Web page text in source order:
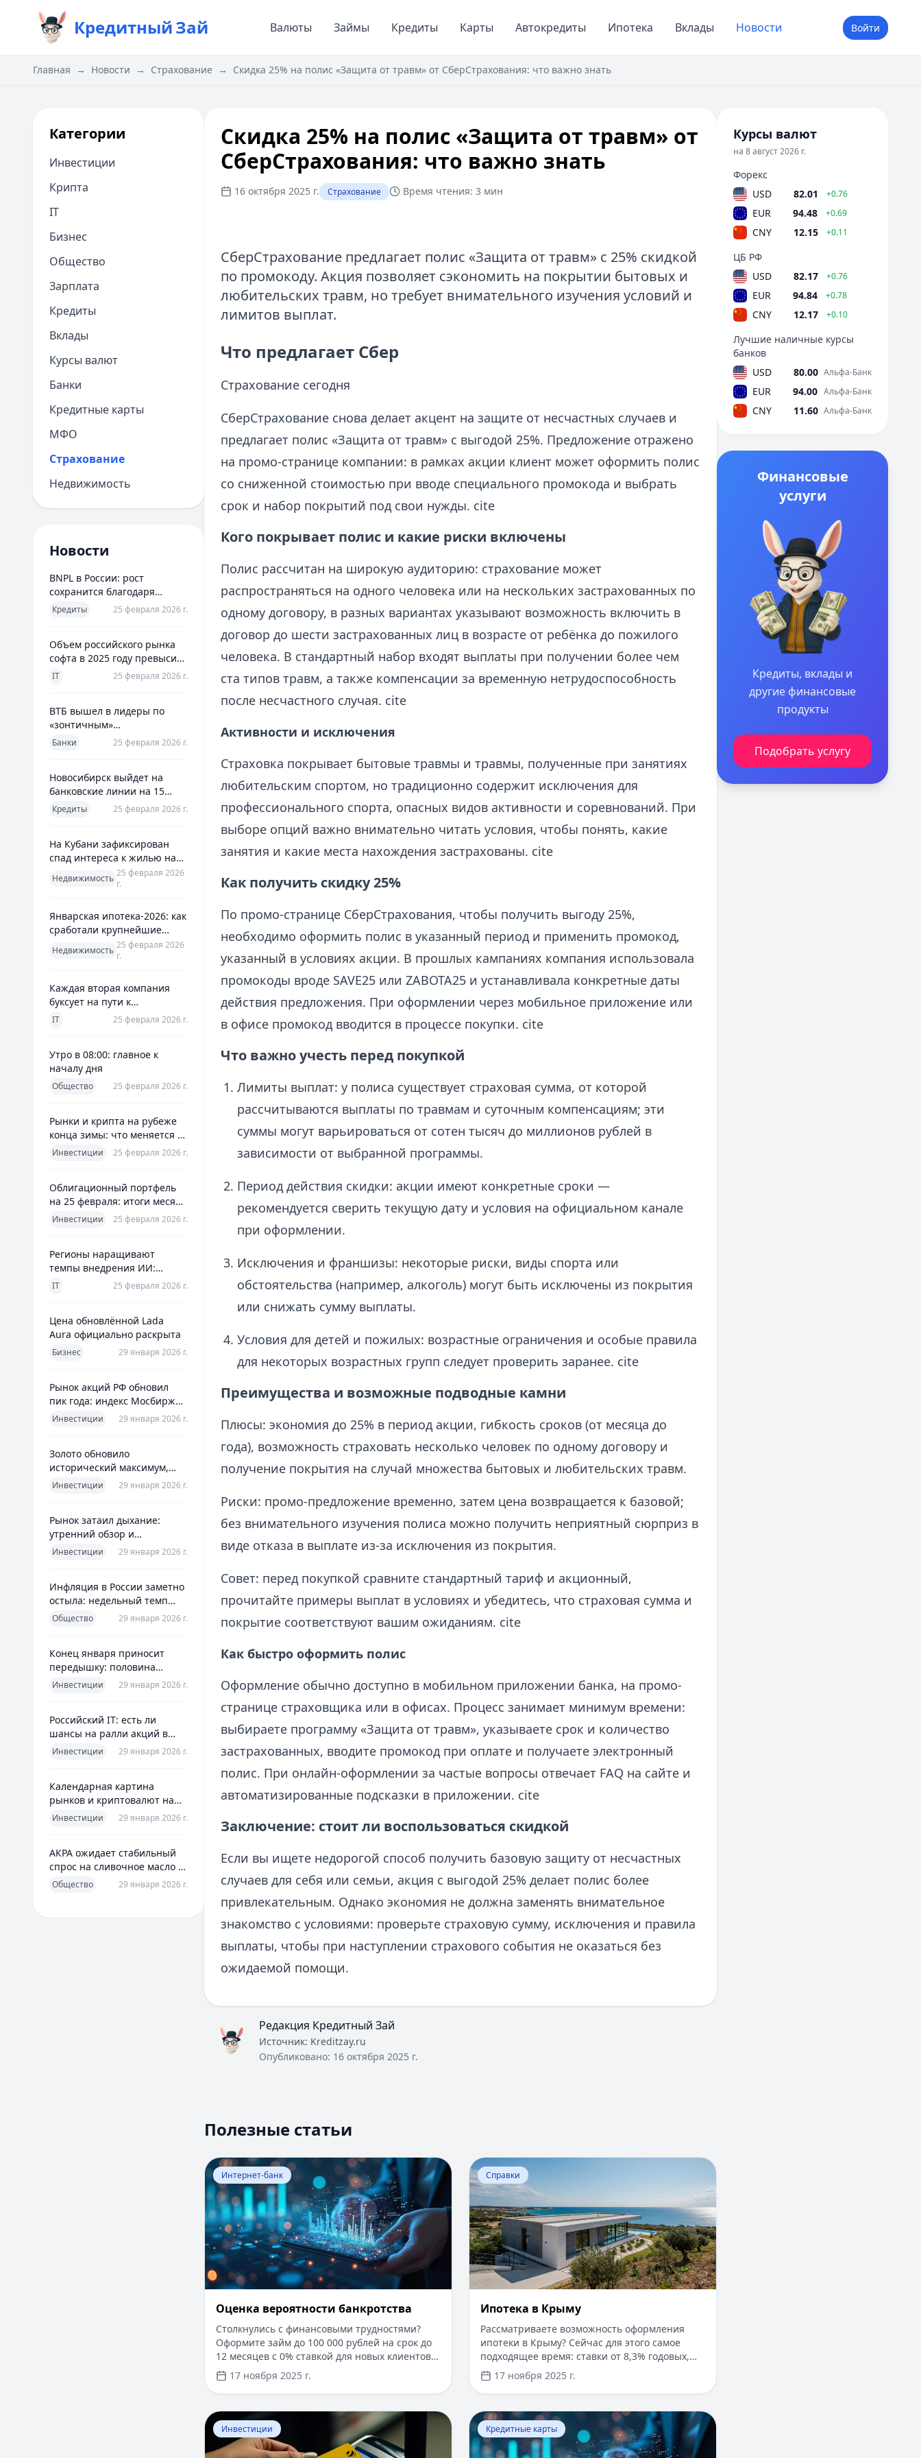
КредитныйЗай Валюты Займы Кредиты Карты Автокредиты Ипотека Вклады Новости Войти
Главная → Новости → Страхование → Скидка 25% на полис «Защита от травм» от СберСтрахования: что важно знать
Категории
Инвестиции
Крипта
IT
Бизнес
Общество
Зарплата
Кредиты
Вклады
Курсы валют
Банки
Кредитные карты
МФО
Страхование
Недвижимость
Новости
BNPL в России: рост
сохранится благодаря
новым сценариям
использования
Кредиты 25 февраля 2026 г.
Объем российского рынка
софта в 2025 году превысил
800 млрд рублей
IT 25 февраля 2026 г.
ВТБ вышел в лидеры по
«зонтичным»
поручительствам для МСП
Банки 25 февраля 2026 г.
Новосибирск выйдет на
банковские линии на 15
млрд рублей для закрытия
дефицита
Кредиты 25 февраля 2026 г.
На Кубани зафиксирован
спад интереса к жилью на
Недвижимость 25 февраля 2026
г.
Январская ипотека-2026: как
сработали крупнейшие
банки и что это значит для
заемщиков
Недвижимость 25 февраля 2026
г.
Каждая вторая компания
буксует на пути к
полноценной ERP
IT 25 февраля 2026 г.
Утро в 08:00: главное к
началу дня
Общество 25 февраля 2026 г.
Рынки и крипта на рубеже
конца зимы: что меняется к
25 февраля 2026
Инвестиции 25 февраля 2026 г.
Облигационный портфель
на 25 февраля: итоги месяца
и планы на март
Инвестиции 25 февраля 2026 г.
Регионы наращивают
темпы внедрения ИИ:
главное из отраслевого
IT 25 февраля 2026 г.
Цена обновлённой Lada
Aura официально раскрыта
Бизнес 29 января 2026 г.
Рынок акций РФ обновил
пик года: индекс Мосбиржи
на новом максимуме 2026-го
Инвестиции 29 января 2026 г.
Золото обновило
исторический максимум,
превысив планку в $5600 за
Инвестиции 29 января 2026 г.
Рынок затаил дыхание:
утренний обзор и
ориентиры для инвесторов
Инвестиции 29 января 2026 г.
Инфляция в России заметно
остыла: недельный темп
упал более чем вдвое
Общество 29 января 2026 г.
Конец января приносит
передышку: половина
годовой цели ЦБ «сделана»
Инвестиции 29 января 2026 г.
Российский IT: есть ли
шансы на ралли акций в
2026 без опоры на ИИ
Инвестиции 29 января 2026 г.
Календарная картина
рынков и криптовалют на
четверг, 29 января 2026
Инвестиции 29 января 2026 г.
АКРА ожидает стабильный
спрос на сливочное масло в
2026 году
Общество 29 января 2026 г.
Скидка 25% на полис «Защита от травм» от
СберСтрахования: что важно знать
16 октября 2025 г. Страхование Время чтения: 3 мин
СберСтрахование предлагает полис «Защита от травм» с 25% скидкой
по промокоду. Акция позволяет сэкономить на покрытии бытовых и
любительских травм, но требует внимательного изучения условий и
лимитов выплат.
Что предлагает Сбер
Страхование сегодня
СберСтрахование снова делает акцент на защите от несчастных случаев и
предлагает полис «Защита от травм» с выгодой 25%. Предложение отражено
на промо-странице компании: в рамках акции клиент может оформить полис
со сниженной стоимостью при вводе специального промокода и выбрать
срок и набор покрытий под свои нужды. cite
Кого покрывает полис и какие риски включены
Полис рассчитан на широкую аудиторию: страхование может
распространяться на одного человека или на нескольких застрахованных по
одному договору, в разных вариантах указывают возможность включить в
договор до шести застрахованных лиц в возрасте от ребёнка до пожилого
человека. В стандартный набор входят выплаты при получении более чем
ста типов травм, а также компенсации за временную нетрудоспособность
после несчастного случая. cite
Активности и исключения
Страховка покрывает бытовые травмы и травмы, полученные при занятиях
любительским спортом, но традиционно содержит исключения для
профессионального спорта, опасных видов активности и соревнований. При
выборе опций важно внимательно читать условия, чтобы понять, какие
занятия и какие места нахождения застрахованы. cite
Как получить скидку 25%
По промо-странице СберСтрахования, чтобы получить выгоду 25%,
необходимо оформить полис в указанный период и применить промокод,
указанный в условиях акции. В прошлых кампаниях компания использовала
промокоды вроде SAVE25 или ZABOTA25 и устанавливала конкретные даты
действия предложения. При оформлении через мобильное приложение или
в офисе промокод вводится в процессе покупки. cite
Что важно учесть перед покупкой
Лимиты выплат: у полиса существует страховая сумма, от которой
рассчитываются выплаты по травмам и суточным компенсациям; эти
суммы могут варьироваться от сотен тысяч до миллионов рублей в
зависимости от выбранной программы.
Период действия скидки: акции имеют конкретные сроки —
рекомендуется сверить текущую дату и условия на официальном канале
при оформлении.
Исключения и франшизы: некоторые риски, виды спорта или
обстоятельства (например, алкоголь) могут быть исключены из покрытия
или снижать сумму выплаты.
Условия для детей и пожилых: возрастные ограничения и особые правила
для некоторых возрастных групп следует проверить заранее. cite
Преимущества и возможные подводные камни
Плюсы: экономия до 25% в период акции, гибкость сроков (от месяца до
года), возможность страховать несколько человек по одному договору и
получение покрытия на случай множества бытовых и любительских травм.
Риски: промо-предложение временно, затем цена возвращается к базовой;
без внимательного изучения полиса можно получить неприятный сюрприз в
виде отказа в выплате из‑за исключения из покрытия.
Совет: перед покупкой сравните стандартный тариф и акционный,
прочитайте примеры выплат в условиях и убедитесь, что страховая сумма и
покрытие соответствуют вашим ожиданиям. cite
Как быстро оформить полис
Оформление обычно доступно в мобильном приложении банка, на промо-
странице страховщика или в офисах. Процесс занимает минимум времени:
выбираете программу «Защита от травм», указываете срок и количество
застрахованных, вводите промокод при оплате и получаете электронный
полис. При онлайн-оформлении за частые вопросы отвечает FAQ на сайте и
автоматизированные подсказки в приложении. cite
Заключение: стоит ли воспользоваться скидкой
Если вы ищете недорогой способ получить базовую защиту от несчастных
случаев для себя или семьи, акция с выгодой 25% делает полис более
привлекательным. Однако экономия не должна заменять внимательное
знакомство с условиями: проверьте страховую сумму, исключения и правила
выплаты, чтобы при наступлении страхового события не оказаться без
ожидаемой помощи.
Редакция Кредитный Зай
Источник: Kreditzay.ru
Опубликовано: 16 октября 2025 г.
Полезные статьи
Перейти к статье: Оценка вероятности банкротства
Интернет-банк
Оценка вероятности банкротства
Столкнулись с финансовыми трудностями?
Оформите займ до 100 000 рублей на срок до
12 месяцев с 0% ставкой для новых клиентов.
Без справок о доходах и документов —
решение за 5 минут. Получите деньги быстро
и прозрачно через проверенные сервисы.
17 ноября 2025 г.
Перейти к статье:
Справки
Ипотека в Крыму
Рассматриваете возможность оформления
ипотеки в Крыму? Сейчас для этого самое
подходящее время: ставки от 8,3% годовых,
первоначальный взнос от 15%, срок
рассмотрения заявки — от 1 дня. Доступны
программы господдержки с пониженной
ставкой от 6%. Одобрение без подтверждения
дохода справкой 2-НДФЛ, достаточно выписки
по счету. Срок кредитования — до 30 лет.
17 ноября 2025 г.
Перейти к статье: ​Как оформить кредитную карту Билайн
Инвестиции
Перейти к статье: Что такое паи фондов?
Кредитные карты
Курсы валют
на 8 август 2026 г.
Форекс
USD
82.01 +0.76
EUR 94.48 +0.69
CNY 12.15 +0.11
ЦБ РФ
USD
82.17 +0.76
EUR 94.84 +0.78
CNY 12.17 +0.10
Лучшие наличные курсы
банков
USD
80.00 Альфа-Банк
EUR 94.00 Альфа-Банк
CNY 11.60 Альфа-Банк
Финансовые
услуги
Кредиты, вклады и
другие финансовые
продукты
Подобрать услугу